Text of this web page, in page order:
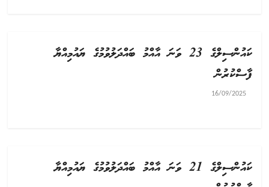
ކައުންސިލްގެ 23 ވަނަ އާއްމު ބައްދަލުވުމުގެ ޔައުމިއްޔާ
ފާސްކުރުން
16/09/2025
ކައުންސިލްގެ 21 ވަނަ އާއްމު ބައްދަލުވުމުގެ ޔައުމިއްޔާ